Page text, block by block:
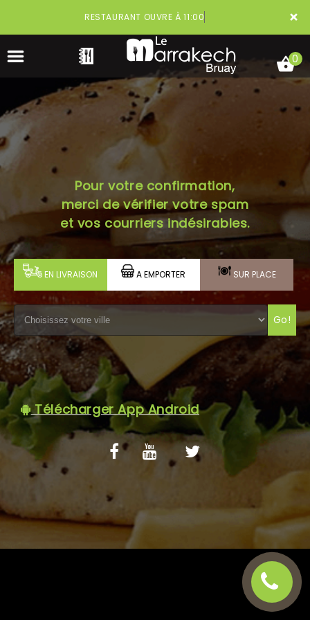
×
RESTAURANT OUVRE À 11:00
ACCUEIL
VOTRE COMPTE
NOTRE RESTAURANT
VOS AVIS
MENTIONS LÉGALES
C.G.V
0
Pour votre confirmation,
merci de vérifier votre spam
et vos courriers indésirables.
EN LIVRAISON A EMPORTER SUR PLACE
Go!
Télécharger App Android